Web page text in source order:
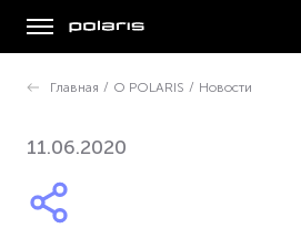
Главная / О POLARIS / Новости
11.06.2020